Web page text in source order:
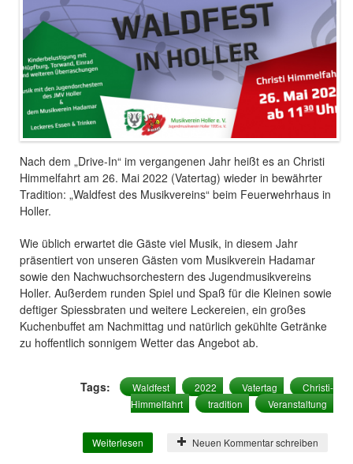
Nach dem „Drive-In“ im vergangenen Jahr heißt es an Christi
Himmelfahrt am 26. Mai 2022 (Vatertag) wieder in bewährter
Tradition: „Waldfest des Musikvereins“ beim Feuerwehrhaus in
Holler.
Wie üblich erwartet die Gäste viel Musik, in diesem Jahr
präsentiert von unseren Gästen vom Musikverein Hadamar
sowie den Nachwuchsorchestern des Jugendmusikvereins
Holler. Außerdem runden Spiel und Spaß für die Kleinen sowie
deftiger Spiessbraten und weitere Leckereien, ein großes
Kuchenbuffet am Nachmittag und natürlich gekühlte Getränke
zu hoffentlich sonnigem Wetter das Angebot ab.
Tags: Waldfest 2022 Vatertag
Christi-
Himmelfahrt
tradition Veranstaltung
Weiterlesen
über Traditionelles Waldfest des MV Holler
Neuen Kommentar schreiben